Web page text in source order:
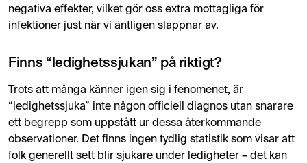
negativa effekter, vilket gör oss extra mottagliga för
infektioner just när vi äntligen slappnar av.
Finns “ledighetssjukan” på riktigt?
Trots att många känner igen sig i fenomenet, är
“ledighetssjuka” inte någon officiell diagnos utan snarare
ett begrepp som uppstått ur dessa återkommande
observationer. Det finns ingen tydlig statistik som visar att
folk generellt sett blir sjukare under ledigheter​ – det kan